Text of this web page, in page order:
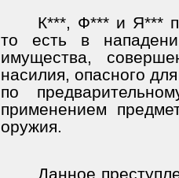
К***, Ф*** и Я***
то есть в
имущества,
насилия, опасного
по
применением
оружия.